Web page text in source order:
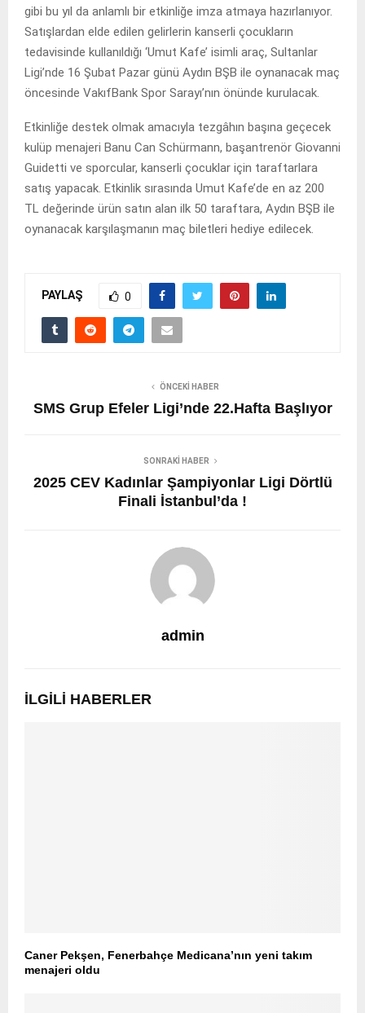
gibi bu yıl da anlamlı bir etkinliğe imza atmaya hazırlanıyor.
Satışlardan elde edilen gelirlerin kanserli çocukların
tedavisinde kullanıldığı ‘Umut Kafe’ isimli araç, Sultanlar
Ligi’nde 16 Şubat Pazar günü Aydın BŞB ile oynanacak maç
öncesinde VakıfBank Spor Sarayı’nın önünde kurulacak.
Etkinliğe destek olmak amacıyla tezgâhın başına geçecek
kulüp menajeri Banu Can Schürmann, başantrenör Giovanni
Guidetti ve sporcular, kanserli çocuklar için taraftarlara
satış yapacak. Etkinlik sırasında Umut Kafe’de en az 200
TL değerinde ürün satın alan ilk 50 taraftara, Aydın BŞB ile
oynanacak karşılaşmanın maç biletleri hediye edilecek.
PAYLAŞ 0
ÖNCEKI HABER
SMS Grup Efeler Ligi’nde 22.Hafta Başlıyor
SONRAKI HABER
2025 CEV Kadınlar Şampiyonlar Ligi Dörtlü
Finali İstanbul’da !
admin
İLGILI HABERLER
Caner Pekşen, Fenerbahçe Medicana’nın yeni takım
menajeri oldu